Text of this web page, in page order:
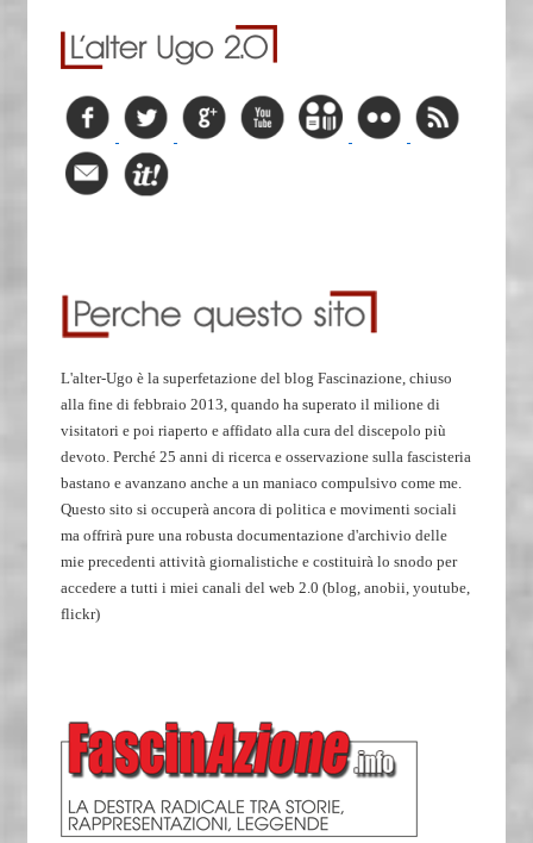
L'alter-Ugo è la superfetazione del blog Fascinazione, chiuso
alla fine di febbraio 2013, quando ha superato il milione di
visitatori e poi riaperto e affidato alla cura del discepolo più
devoto. Perché 25 anni di ricerca e osservazione sulla fascisteria
bastano e avanzano anche a un maniaco compulsivo come me.
Questo sito si occuperà ancora di politica e movimenti sociali
ma offrirà pure una robusta documentazione d'archivio delle
mie precedenti attività giornalistiche e costituirà lo snodo per
accedere a tutti i miei canali del web 2.0 (blog, anobii, youtube,
flickr)